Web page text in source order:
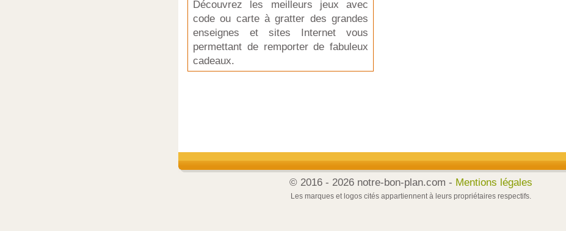
Découvrez les meilleurs jeux avec
code ou carte à gratter des grandes
enseignes et sites Internet vous
permettant de remporter de fabuleux
cadeaux.
© 2016 - 2026 notre-bon-plan.com - Mentions légales
Les marques et logos cités appartiennent à leurs propriétaires respectifs.